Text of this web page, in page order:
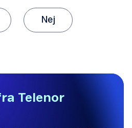
Nej
ledte efter.
Telenor